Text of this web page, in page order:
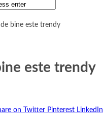
bine este trendy
este trendy
on Twitter Pinterest LinkedIn